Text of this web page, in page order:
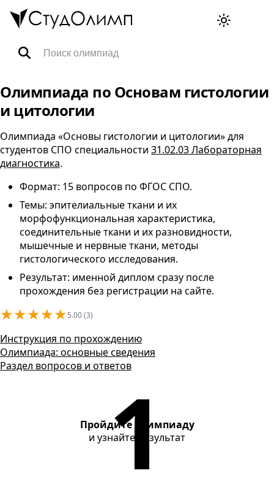
Олимпиада по Основам гистологии
и цитологии
Олимпиада «Основы гистологии и цитологии» для
студентов СПО специальности 31.02.03 Лабораторная
диагностика.
Формат: 15 вопросов по ФГОС СПО.
Темы: эпителиальные ткани и их
морфофункциональная характеристика,
соединительные ткани и их разновидности,
мышечные и нервные ткани, методы
гистологического исследования.
Результат: именной диплом сразу после
прохождения без регистрации на сайте.
★★★★★5.00 (3)
Инструкция по прохождению
Олимпиада: основные сведения
Раздел вопросов и ответов
Пройдите олимпиаду
и узнайте результат
Тренажёры ВПР
FAQ
Корзина
Контакты